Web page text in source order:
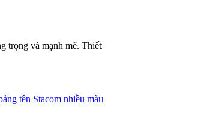
tên Stacom nhiều màu
trọng và mạnh mẽ. Thiết